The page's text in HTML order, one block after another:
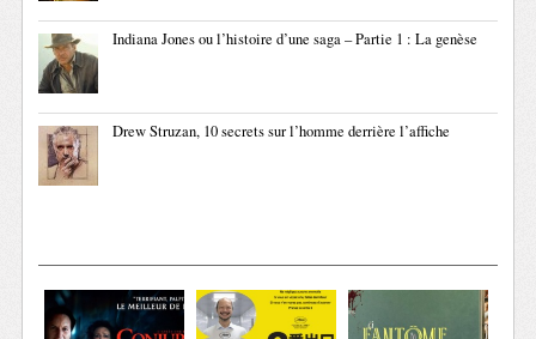
Indiana Jones ou l’histoire d’une saga – Partie 1 : La genèse
Drew Struzan, 10 secrets sur l’homme derrière l’affiche